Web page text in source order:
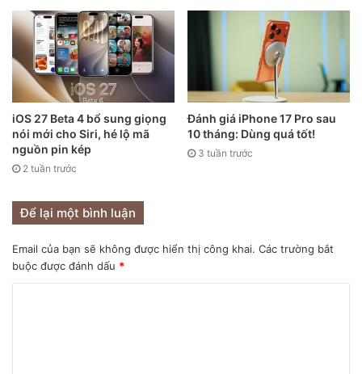
mẫu MacBook Neo vừa được công bố. Với dòng máy này,
Apple đã áp dụng phương pháp chế tạo mới nhằm giảm
lượng nhôm sử dụng, qua đó giúp sản phẩm đạt mức giá
khởi điểm 599 USD, tương đương khoảng 15,8 triệu đồng.
Ngoài ra, theo Mark Gurman, Apple cũng đang chuẩn bị làm
mới bảng màu cho dòng iMac trong lần nâng cấp dự kiến ra
mắt vào cuối năm nay. Những thay đổi này được cho là sẽ
dụng với MacBook Neo nhiều màu sắc.
iOS 27 Beta 4 bổ sung giọng
nói mới cho Siri, hé lộ mã
nguồn pin kép
2 tuần trước
Đánh giá iPhone 17 Pro sau
10 tháng: Dùng quá tốt!
3 tuần trước
Để lại một bình luận
Email của bạn sẽ không được hiển thị công khai. Các trường bắt
buộc được đánh dấu *